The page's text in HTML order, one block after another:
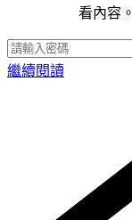
看內容。
繼續閱讀